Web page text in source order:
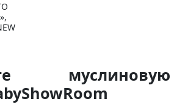
муслиновую
ShowRoom